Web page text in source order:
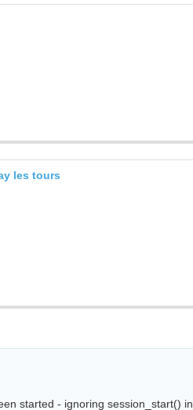
les tours
started - ignoring session_start() in